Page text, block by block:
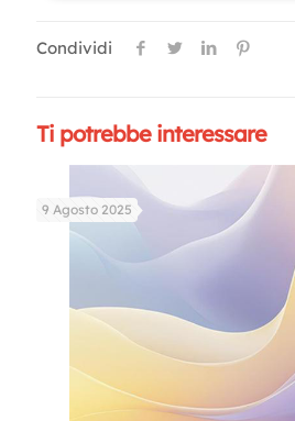
Condividi
Ti potrebbe interessare
9 Agosto 2025